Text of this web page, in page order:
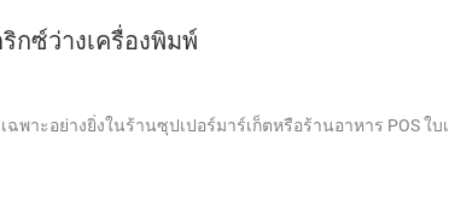
กซ์ว่างเครื่องพิมพ์
าะอย่างยิ่งในร้านซุปเปอร์มาร์เก็ตหรือร้านอาหาร POS ใบ